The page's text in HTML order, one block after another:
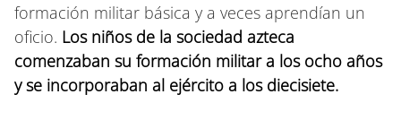
formación militar básica y a veces aprendían un
oficio. Los niños de la sociedad azteca
comenzaban su formación militar a los ocho años
y se incorporaban al ejército a los diecisiete.